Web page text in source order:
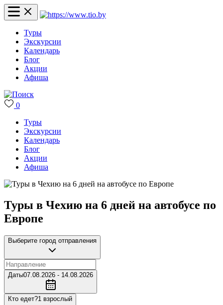
Туры
Экскурсии
Календарь
Блог
Акции
Афиша
0
Туры
Экскурсии
Календарь
Блог
Акции
Афиша
Туры в Чехию на 6 дней на автобусе по
Европе
Выберите город отправления
Даты07.08.2026 - 14.08.2026
Кто едет?1 взрослый